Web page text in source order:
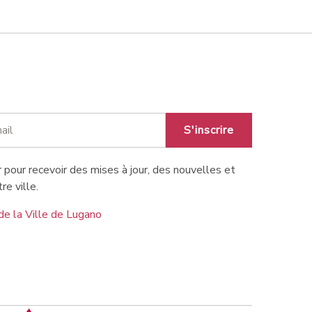
S'inscrire
recevoir des mises à jour, des nouvelles et
ville.
la Ville de Lugano